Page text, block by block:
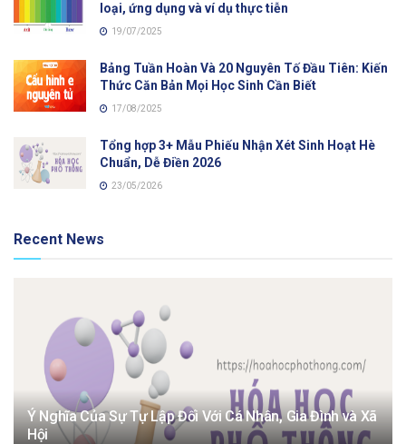
loại, ứng dụng và ví dụ thực tiễn
19/07/2025
Bảng Tuần Hoàn Và 20 Nguyên Tố Đầu Tiên: Kiến
Thức Căn Bản Mọi Học Sinh Cần Biết
17/08/2025
Tổng hợp 3+ Mẫu Phiếu Nhận Xét Sinh Hoạt Hè
Chuẩn, Dễ Điền 2026
23/05/2026
Recent News
Ý Nghĩa Của Sự Tự Lập Đối Với Cá Nhân, Gia Đình và Xã
Hội